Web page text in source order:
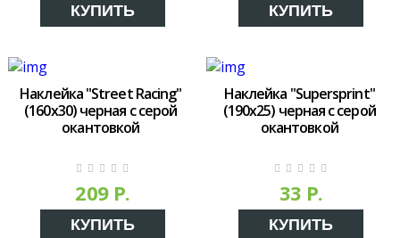
КУПИТЬ КУПИТЬ
Наклейка "Street Racing"
(160х30) черная с серой
окантовкой
209 Р.
КУПИТЬ
Наклейка "Supersprint"
(190x25) черная с серой
окантовкой
33 Р.
КУПИТЬ